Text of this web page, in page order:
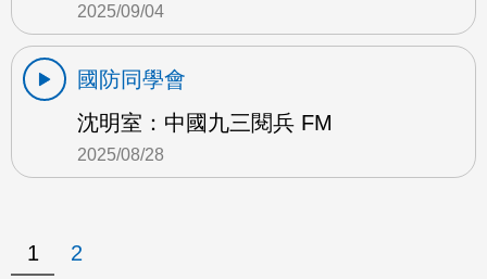
2025/09/04
國防同學會
沈明室：中國九三閱兵 FM
2025/08/28
1 2